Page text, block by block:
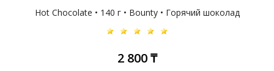
Hot Chocolate • 140 г • Bounty • Горячий шоколад
2 800 ₸